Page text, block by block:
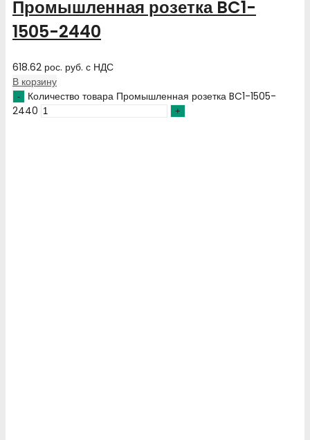
Промышленная розетка BC1-
1505-2440
618.62 рос. руб. с НДС
В корзину
Количество товара Промышленная розетка BC1-1505-
2440